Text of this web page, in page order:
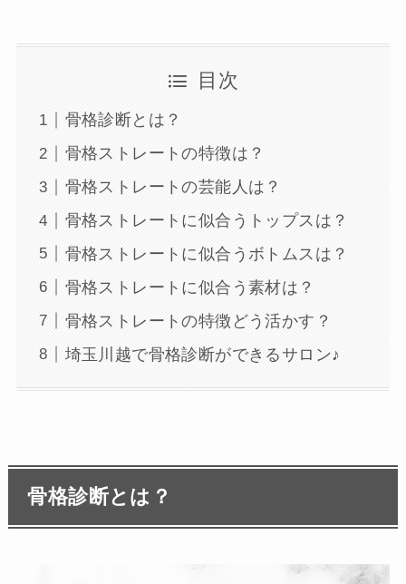
目次
骨格診断とは？
骨格ストレートの特徴は？
骨格ストレートの芸能人は？
骨格ストレートに似合うトップスは？
骨格ストレートに似合うボトムスは？
骨格ストレートに似合う素材は？
骨格ストレートの特徴どう活かす？
埼玉川越で骨格診断ができるサロン♪
骨格診断とは？